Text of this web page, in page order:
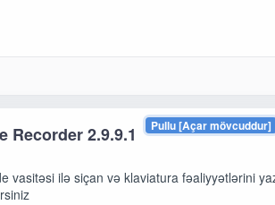
Pullu [Açar mövcuddur]
Recorder 2.9.9.1
vasitəsi ilə siçan və klaviatura fəaliyyətlərini